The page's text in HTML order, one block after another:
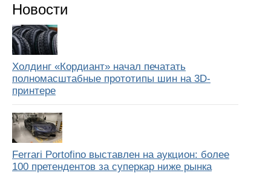
Новости
Холдинг «Кордиант» начал печатать
полномасштабные прототипы шин на 3D-
принтере
Ferrari Portofino выставлен на аукцион: более
100 претендентов за суперкар ниже рынка